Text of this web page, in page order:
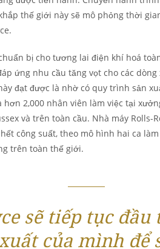
thế giới này sẽ mô phỏng thời
bị cho tương lai điện khí hoá
ứng nhu cầu tăng vọt cho các
đạt được là nhờ có quy trình sản
hơn 2,000 nhân viên làm việc tại
và trên toàn cầu. Nhà máy Rolls-
công suất, theo mô hình hai ca
trên toàn thế giới.
sẽ tiếp tục
của mình để